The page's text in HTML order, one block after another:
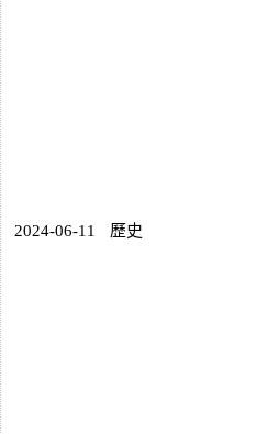
2024-06-11 歷史